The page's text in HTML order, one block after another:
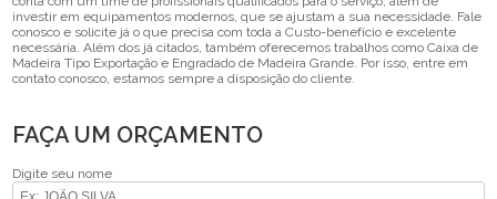
investir em equipamentos modernos, que se ajustam a sua necessidade. Fale
conosco e solicite já o que precisa com toda a Custo-benefício e excelente
necessária. Além dos já citados, também oferecemos trabalhos como Caixa de
Madeira Tipo Exportação e Engradado de Madeira Grande. Por isso, entre em
contato conosco, estamos sempre a disposição do cliente.
FAÇA UM ORÇAMENTO
Digite seu nome